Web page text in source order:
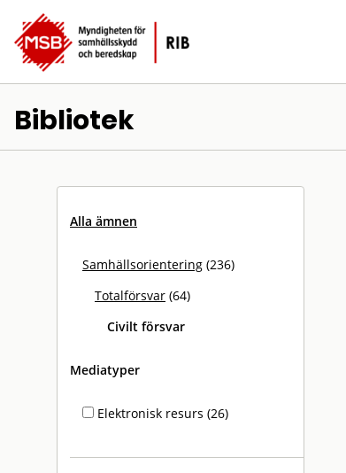
Bibliotek
Alla ämnen
Samhällsorientering (236)
Totalförsvar (64)
Civilt försvar
Mediatyper
Elektronisk resurs (26)